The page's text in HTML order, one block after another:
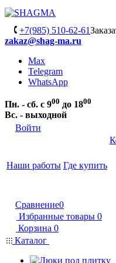
+7(985) 510-62-61
zakaz@shag-ma.ru
Max
Telegram
WhatsApp
Пн. - сб. с 900 до 1800
Вс. - выходной
Войти
Наши работы Где купить
Сравнение0
Избранные товары 0
Корзина 0
Каталог